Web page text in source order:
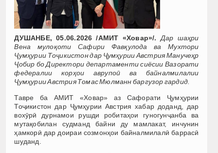
ДУШАНБЕ, 05.06.2026 /АМИТ «Ховар»/.
Дар шаҳри
Вена мулоқоти Сафири Фавқулода ва Мухтори
Ҷумҳурии Тоҷикистон дар Ҷумҳурии Австрия Манучеҳр
Ҷобир бо Директори департаменти сиёсии Вазорати
федералии корҳои аврупоӣ ва байналмилалии
Ҷумҳурии Австрия Томас Мюлманн баргузор гардид.
Тавре ба АМИТ «Ховар» аз Сафорати Ҷумҳурии
Тоҷикистон дар Ҷумҳурии Австрия хабар доданд, дар
вохӯрӣ дурнамои рушди робитаҳои гуногунҷанба ва
мутақобилан судманд байни ду мамлакат, инчунин
ҳамкорӣ дар доираи созмонҳои байналмилалӣ баррасӣ
шуданд.